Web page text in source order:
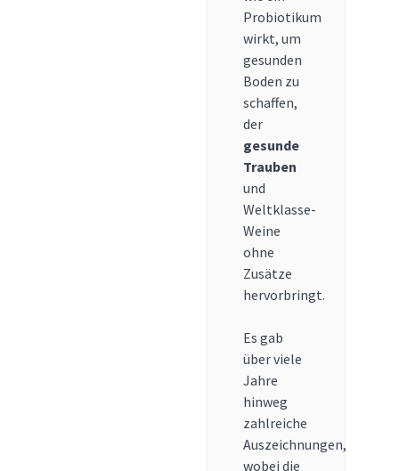
Probiotikum
wirkt, um
gesunden
Boden zu
schaffen,
der
gesunde
Trauben
und
Weltklasse-
Weine
ohne
Zusätze
hervorbringt.
Es gab
über viele
Jahre
hinweg
zahlreiche
Auszeichnungen,
wobei die